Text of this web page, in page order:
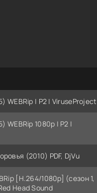
WEBRip | P2 | ViruseProject
WEBRip 1080p | P2 |
(2010) PDF, DjVu
[H.264/1080p] (сезон 1,
Head Sound